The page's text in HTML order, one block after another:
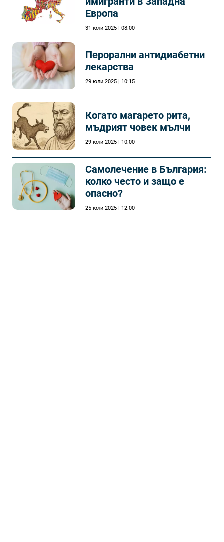
Европа
31 юли 2025 | 08:00
Перорални антидиабетни
лекарства
29 юли 2025 | 10:15
Когато магарето рита,
мъдрият човек мълчи
29 юли 2025 | 10:00
Самолечeние в България:
колко често и защо е
опасно?
25 юли 2025 | 12:00